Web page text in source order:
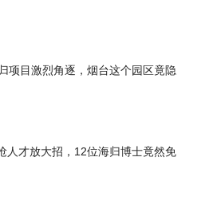
项目激烈角逐，烟台这个园区竟隐
人才放大招，12位海归博士竟然免